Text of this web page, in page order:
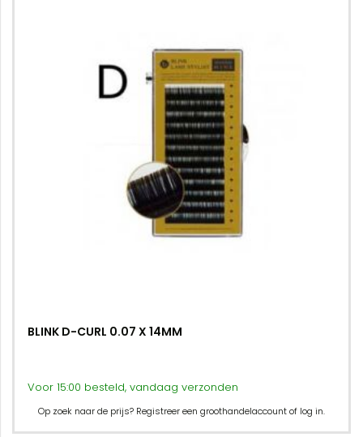
BLINK D-CURL 0.07 X 14MM
Voor 15:00 besteld, vandaag verzonden
Op zoek naar de prijs? Registreer een groothandelaccount of log in.